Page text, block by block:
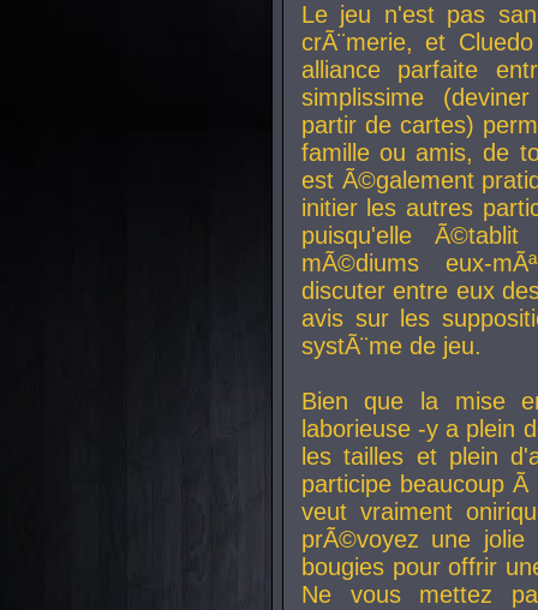
Le jeu n'est pas
crÃ¨merie, et
alliance parfaite
simplissime
partir de cartes)
famille ou amis, de
est Ã©galement
initier les autres
puisqu'elle
mÃ©diums eux-
discuter entre eux
avis sur les
systÃ¨me de jeu.
Bien que la mise
laborieuse -y a plein
les tailles et plein
participe beaucoup
veut vraiment
prÃ©voyez une
bougies pour offrir
Ne vous mettez